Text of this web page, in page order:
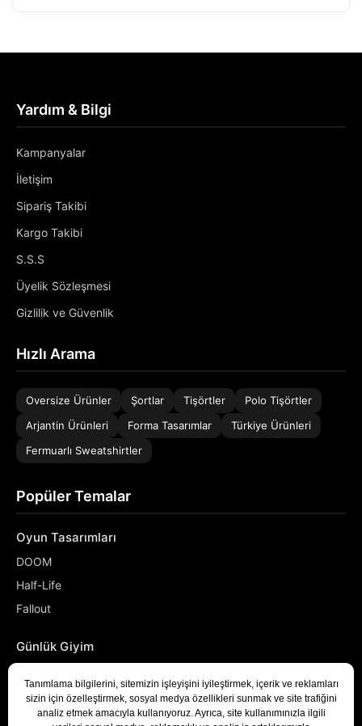
Yardım & Bilgi
Kampanyalar
İletişim
Sipariş Takibi
Kargo Takibi
S.S.S
Üyelik Sözleşmesi
Gizlilik ve Güvenlik
Hızlı Arama
Oversize Ürünler Şortlar Tişörtler
Polo Tişörtler
Arjantin Ürünleri
Forma Tasarımlar
Türkiye Ürünleri
Fermuarlı Sweatshirtler
Popüler Temalar
Oyun Tasarımları
DOOM
Half-Life
Fallout
Günlük Giyim
Denizci
Developer